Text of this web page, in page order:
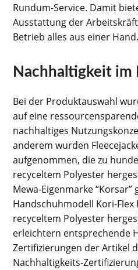
Rundum-Service. Damit
Ausstattung der
Betrieb alles aus einer Hand.
Nachhaltigkeit im
Bei der Produktauswahl
auf eine
nachhaltiges
anderem wurden
aufgenommen, die zu
recyceltem Polyester
Mewa-Eigenmarke
Handschuhmodell Kori-Flex
recyceltem Polyester
erleichtern entsprechende
Zertifizierungen der Artikel
Nachhaltigkeits-